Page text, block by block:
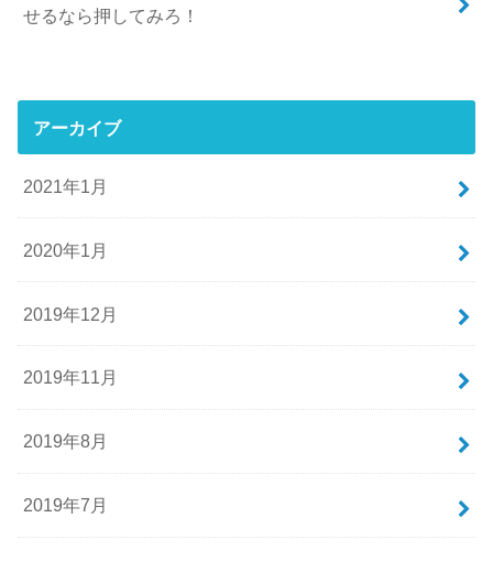
せるなら押してみろ！
アーカイブ
2021年1月
2020年1月
2019年12月
2019年11月
2019年8月
2019年7月